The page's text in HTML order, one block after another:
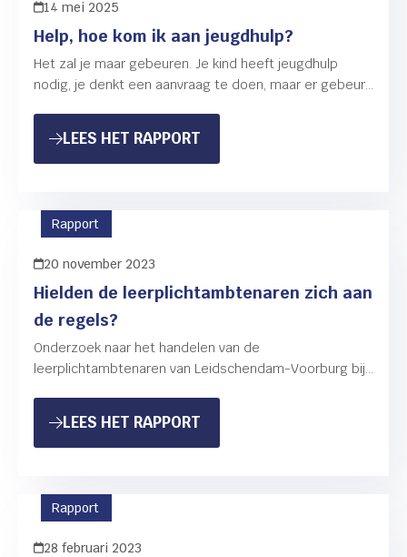
Help, hoe kom ik aan jeugdhulp?
14 mei 2025
Het zal je maar gebeuren. Je kind heeft jeugdhulp
nodig, je denkt een aanvraag te doen, maar er gebeurt
LEES HET RAPPORT: HELP, HOE KOM IK AAN
Hielden de leerplichtambtenaren zich aan
de regels?
20 november 2023
Onderzoek naar het handelen van de
leerplichtambtenaren van Leidschendam-Voorburg bij
Leidschendam-Voorburg…
LEES HET RAPPORT: HIELDEN DE
Rapport
28 februari 2023
Rapport